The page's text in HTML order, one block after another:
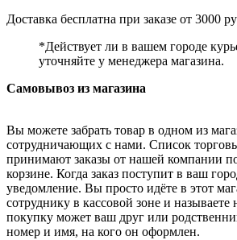
Доставка бесплатна при заказе от 3000
*Действует ли в вашем городе
уточняйте у менеджера магазина.
Самовывоз из магазина
Вы можете забрать товар в одном из
сотрудничающих с нами. Список
принимают заказы от нашей компании
корзине. Когда заказ поступит в ваш
уведомление. Вы просто идёте в этот
сотруднику в кассовой зоне и называете
покупку может ваш друг или
номер и имя, на кого он оформлен.